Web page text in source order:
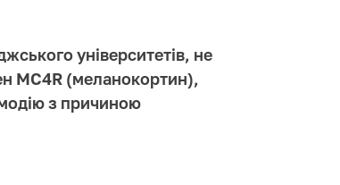
університетів, не
MC4R (меланокортин),
з причиною